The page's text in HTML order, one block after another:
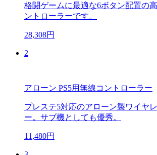
格闘ゲームに最適な6ボタン配置の
ントローラーです。
28,308円
2
アローン PS5用無線コントローラー
プレステ5対応のアローン製ワイヤ
ー。サブ機としても優秀。
11,480円